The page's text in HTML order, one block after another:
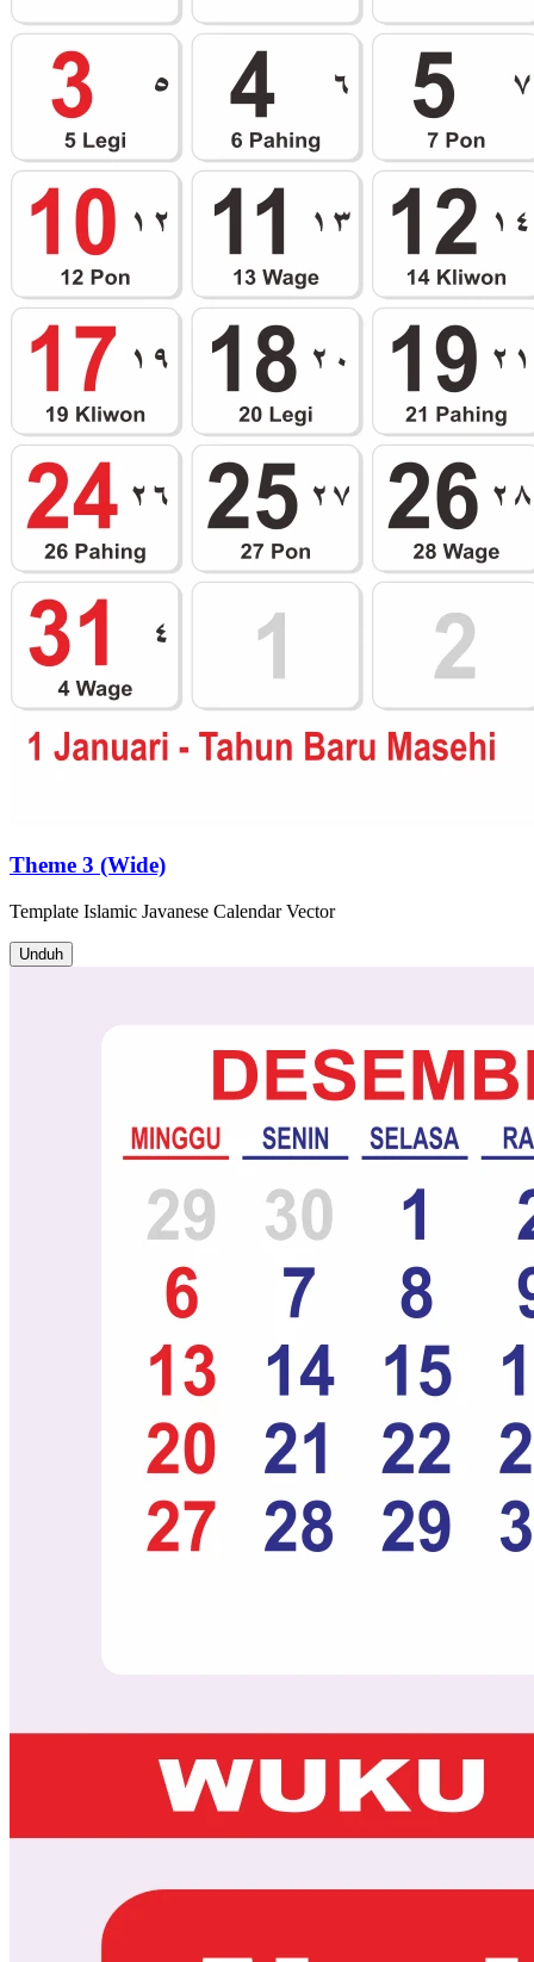
Theme 3 (Wide)
Template Islamic Javanese CalendarVector
Unduh